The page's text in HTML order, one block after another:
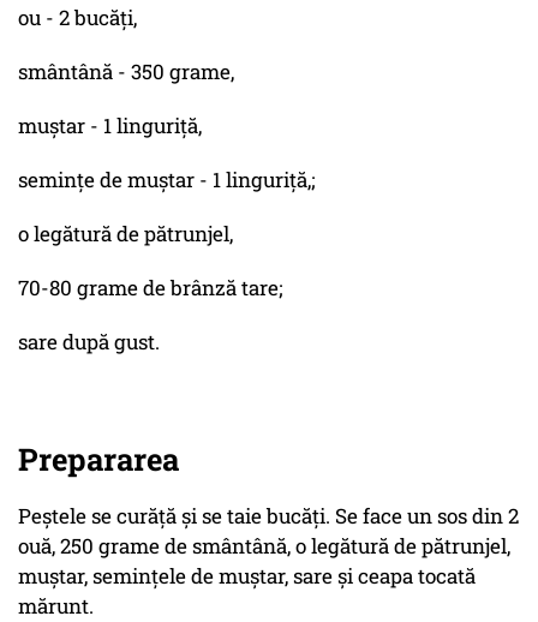
ou - 2 bucăți,
smântână - 350 grame,
muștar - 1 linguriță,
semințe de muștar - 1 linguriță,;
o legătură de pătrunjel,
70-80 grame de brânză tare;
sare după gust.
Prepararea
Peștele se curăță și se taie bucăți. Se face un sos din 2
ouă, 250 grame de smântână, o legătură de pătrunjel,
muștar, semințele de muștar, sare și ceapa tocată
mărunt.